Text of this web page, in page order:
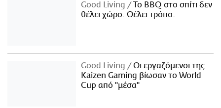
Good Living
Το BBQ στο σπίτι δεν
θέλει χώρο. Θέλει τρόπο.
Good Living
Οι εργαζόμενοι της
Kaizen Gaming βίωσαν το World
Cup από "μέσα"